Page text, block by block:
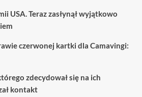
USA. Teraz zasłynął wyjątkowo
czerwonej kartki dla Camavingi:
zdecydował się na ich
kontakt